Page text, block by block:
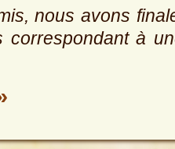
nous avons
correspondant à